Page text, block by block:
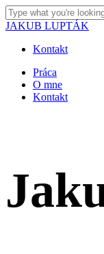
Skip
to
content
Close
JAKUB LUPTÁK
Kontakt
Menu
Práca
O mne
Kontakt